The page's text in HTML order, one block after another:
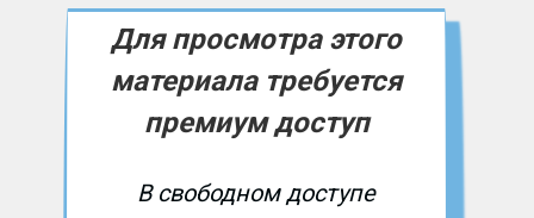
Для просмотра этого
материала требуется
премиум доступ
В свободном доступе